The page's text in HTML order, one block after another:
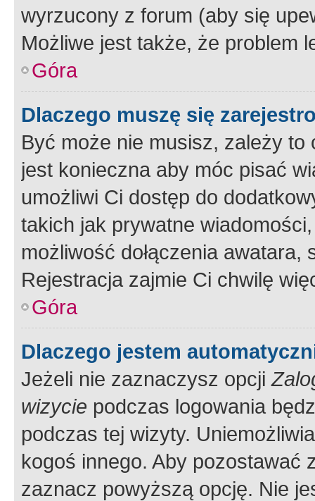
wyrzucony z forum (aby się
Możliwe jest także, że problem
Góra
Dlaczego muszę się
Być może nie musisz, zależy
jest konieczna aby móc pisać
umożliwi Ci dostęp do
takich jak prywatne
możliwość dołączenia
Rejestracja zajmie Ci chwilę
Góra
Dlaczego jestem
Jeżeli nie zaznaczysz opcji
wizycie podczas logowania
podczas tej wizyty.
kogoś innego. Aby pozostawać
zaznacz powyższą opcję. Nie